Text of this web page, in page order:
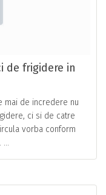
de frigidere in
mai de incredere nu
ci si de catre
vorba conform
...